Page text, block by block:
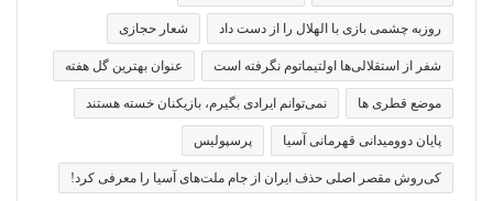
روزبه چشمی بازی با الهلال را از دست داد شعار حجازی
شفر از استقلالی‌ها اولتیماتوم نگرفته است عنوان بهترین گل هفته
موضع قطری ها نمی‌توانم ایرادی بگیرم، بازیکنان خسته هستند
پایان دوومیدانی قهرمانی آسیا پرسپولیس
کی‌روش مقصر اصلی حذف ایران از جام ملت‌های آسیا را معرفی کرد!